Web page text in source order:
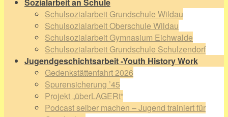
Sozialarbeit an Schule
Schulsozialarbeit Grundschule Wildau
Schulsozialarbeit Oberschule Wildau
Schulsozialarbeit Gymnasium Eichwalde
Schulsozialarbeit Grundschule Schulzendorf
Jugendgeschichtsarbeit -Youth History Work
Gedenkstättenfahrt 2026
Spurensicherung ’45
Projekt „überLAGERt“
Podcast selber machen – Jugend trainiert für